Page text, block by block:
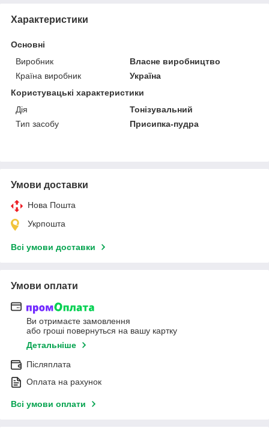
Характеристики
Основні
Виробник
Власне виробництво
Країна виробник
Україна
Користувацькі характеристики
Дія
Тонізувальний
Тип засобу
Присипка-пудра
Умови доставки
Нова Пошта
Укрпошта
Всі умови доставки
Умови оплати
Ви отримаєте замовлення
або гроші повернуться на вашу картку
Детальніше
Післяплата
Оплата на рахунок
Всі умови оплати